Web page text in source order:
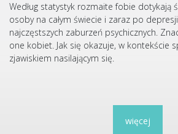
Według statystyk rozmaite fobie dotykają
osoby na całym świecie i zaraz po
najczęstszych zaburzeń psychicznych.
one kobiet. Jak się okazuje, w kontekście
zjawiskiem nasilającym się.
więcej